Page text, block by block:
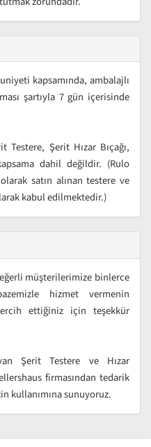
kapsamında, ambalajlı
şartıyla 7 gün içerisinde
Şerit Hızar Bıçağı,
dahil değildir. (Rulo
satın alınan testere ve
kabul edilmektedir.)
müşterilerimize binlerce
hizmet vermenin
ettiğiniz için teşekkür
Şerit Testere ve Hızar
firmasından tedarik
kullanımına sunuyoruz.